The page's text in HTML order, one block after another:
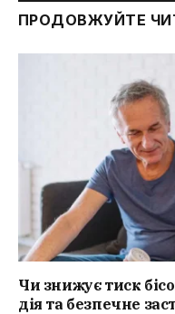
ПРОДОВЖУЙТЕ
Чи знижує тиск
дія та безпечне